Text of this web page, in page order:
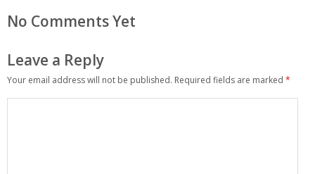
No Comments Yet
Leave a Reply
Your email address will not be published. Required fields are marked *